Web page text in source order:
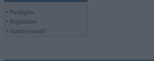
• Pieslēgties
• Reģistrēties
• Aizmirsi paroli?